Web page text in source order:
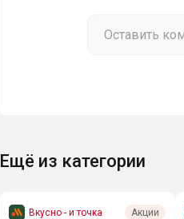
Ещё из категории
Вкусно - и точка Акции